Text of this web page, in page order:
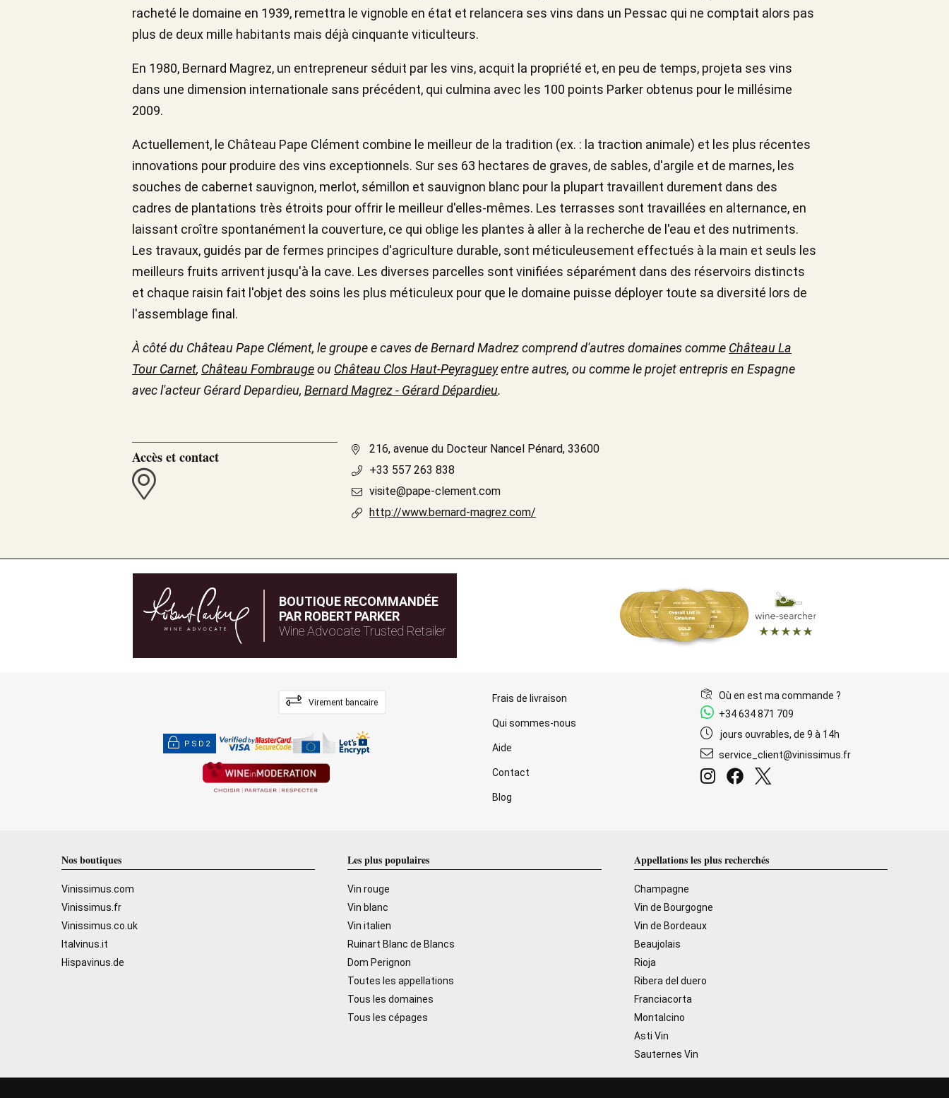
racheté le domaine en 1939, remettra le vignoble en état et relancera ses vins dans un Pessac qui ne comptait alors pas
plus de deux mille habitants mais déjà cinquante viticulteurs.
En 1980, Bernard Magrez, un entrepreneur séduit par les vins, acquit la propriété et, en peu de temps, projeta ses vins
dans une dimension internationale sans précédent, qui culmina avec les 100 points Parker obtenus pour le millésime
2009.
Actuellement, le Château Pape Clément combine le meilleur de la tradition (ex. : la traction animale) et les plus récentes
innovations pour produire des vins exceptionnels. Sur ses 63 hectares de graves, de sables, d'argile et de marnes, les
souches de cabernet sauvignon, merlot, sémillon et sauvignon blanc pour la plupart travaillent durement dans des
cadres de plantations très étroits pour offrir le meilleur d'elles-mêmes. Les terrasses sont travaillées en alternance, en
laissant croître spontanément la couverture, ce qui oblige les plantes à aller à la recherche de l'eau et des nutriments.
Les travaux, guidés par de fermes principes d'agriculture durable, sont méticuleusement effectués à la main et seuls les
meilleurs fruits arrivent jusqu'à la cave. Les diverses parcelles sont vinifiées séparément dans des réservoirs distincts
et chaque raisin fait l'objet des soins les plus méticuleux pour que le domaine puisse déployer toute sa diversité lors de
l'assemblage final.
À côté du Château Pape Clément, le groupe e caves de Bernard Madrez comprend d'autres domaines comme Château La
Tour Carnet, Château Fombraugeou Château Clos Haut-Peyragueyentre autres, ou comme le projet entrepris en Espagne
avec l'acteur Gérard Depardieu, Bernard Magrez - Gérard Dépardieu.
Accès et contact
216, avenue du Docteur Nancel Pénard, 33600
+33 557 263 838
visite@pape-clement.com
http://www.bernard-magrez.com/
BOUTIQUE RECOMMANDÉE
PAR ROBERT PARKER
Wine Advocate Trusted Retailer
Virement bancaire
PSD2
Frais de livraison
Qui sommes-nous
Aide
Contact
Blog
Où en est ma commande ?
+34 634 871 709
jours ouvrables, de 9 à 14h
service_client@vinissimus.fr
Nos boutiques
Vinissimus.com
Vinissimus.fr
Vinissimus.co.uk
Italvinus.it
Hispavinus.de
Les plus populaires
Vin rouge
Vin blanc
Vin italien
Ruinart Blanc de Blancs
Dom Perignon
Toutes les appellations
Tous les domaines
Tous les cépages
Appellations les plus recherchés
Champagne
Vin de Bourgogne
Vin de Bordeaux
Beaujolais
Rioja
Ribera del duero
Franciacorta
Montalcino
Asti Vin
Sauternes Vin